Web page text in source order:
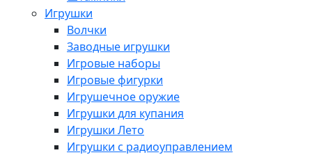
Игрушки
Волчки
Заводные игрушки
Игровые наборы
Игровые фигурки
Игрушечное оружие
Игрушки для купания
Игрушки Лето
Игрушки с радиоуправлением